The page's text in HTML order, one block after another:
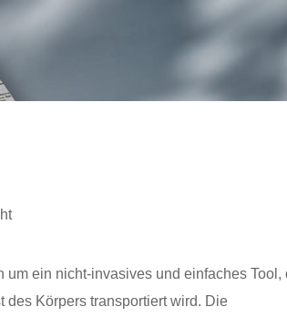
ein nicht-invasives und einfaches Tool,
des Körpers transportiert wird. Die